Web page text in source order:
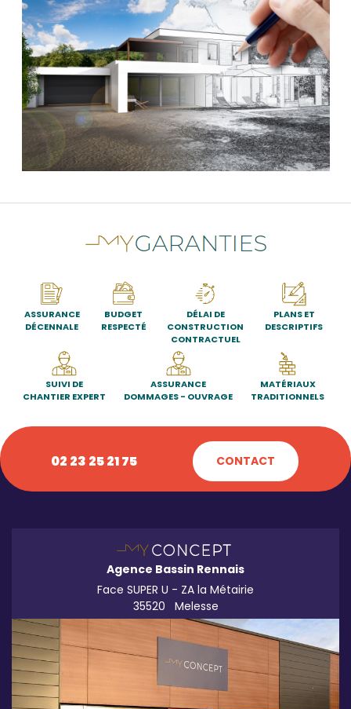
ASSURANCE
DÉCENNALE
BUDGET
RESPECTÉ
DÉLAI DE
CONSTRUCTION
CONTRACTUEL
PLANS ET
DESCRIPTIFS
SUIVI DE
CHANTIER EXPERT
ASSURANCE
DOMMAGES - OUVRAGE
MATÉRIAUX
TRADITIONNELS
02 23 25 21 75 CONTACT
Agence Bassin Rennais
Face SUPER U - ZA la Métairie
35520
Melesse